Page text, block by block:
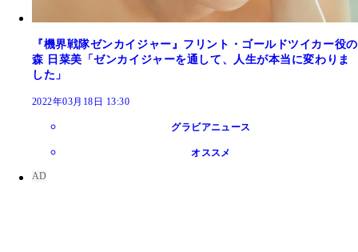
『機界戦隊ゼンカイジャー』フリント・ゴールドツイカー役の
森 日菜美「ゼンカイジャーを通して、人生が本当に変わりま
した」
2022年03月18日 13:30
グラビアニュース
オススメ